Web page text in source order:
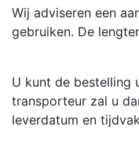
Wij adviseren een
gebruiken. De
U kunt de bestelling
transporteur zal u
leverdatum en